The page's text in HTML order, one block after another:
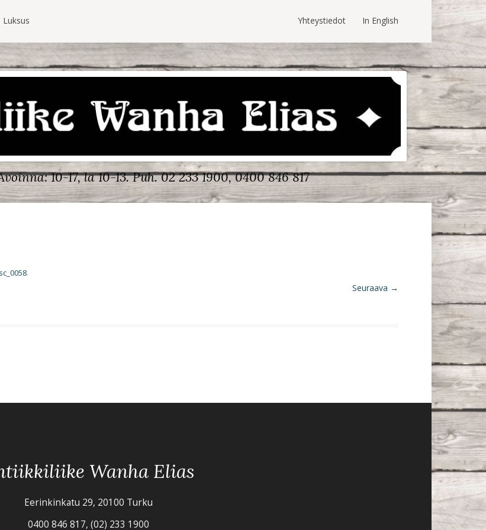
Luksus In English
Yhteystiedot
10-17, la 10-13.Puh. 02 233 1900, 0400 846 817
.
Seuraava →
Wanha Elias
Eerinkinkatu 29, 20100 Turku
0400 846 817, (02) 233 1900